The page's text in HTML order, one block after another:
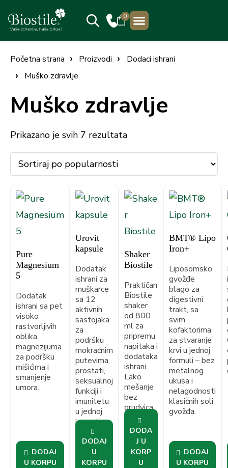
0
Početna strana Proizvodi
Dodaci ishrani
Muško zdravlje
Muško zdravlje
Prikazano je svih 7 rezultata
Pure
Magnesium
5
Dodatak
ishrani sa pet
visoko
rastvorljivih
oblika
magnezijuma
za podršku
mišićima i
smanjenje
umora.
DODAJ
U KORPU
Urovit
kapsule
Dodatak
ishrani za
muškarce
sa 12
aktivnih
sastojaka
za
podršku
mokraćnim
putevima,
prostati,
seksualnoj
funkciji i
imunitetu
u jednoj
kapsuli.
DODAJ
U
KORPU
Shaker
Biostile
Praktičan
Biostile
shaker
od 800
ml za
pripremu
napitaka i
dodataka
ishrani.
Lako
mešanje
bez
grudvica,
idealan
za kuću,
teretanu
ili na
putu.
DODA
J U
KORP
U
BMT® Lipo
Iron+
Liposomsko
gvožđe
blago za
digestivni
trakt, sa
svim
kofaktorima
za stvaranje
krvi u jednoj
formuli – bez
metalnog
ukusa i
nelagodnosti
klasičnih soli
gvožđa.
DODAJ
U KORPU